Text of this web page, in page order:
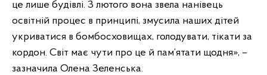
це лише будівлі. З лютого вона звела нанівець
освітній процес в принципі, змусила наших дітей
укриватися в бомбосховищах, голодувати, тікати за
кордон. Світ має чути про це й пам’ятати щодня», –
зазначила Олена Зеленська.